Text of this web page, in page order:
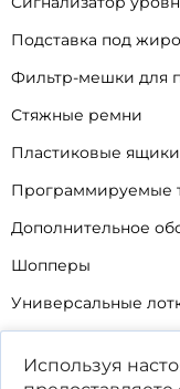
Подставка под
Фильтр-мешки для
Стяжные ремни
Пластиковые
Программируемые
Дополнительное
Шопперы
Универсальные
Уцененные товары
Используя